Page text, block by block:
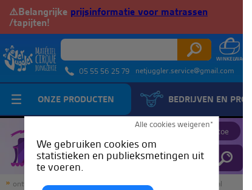
Alle cookies weigeren*
We gebruiken cookies om
statistieken en publieksmetingen uit
te voeren.
⚠️Belangrijke prijsinformatie voor matrassen
/tapijten!
05 55 56 25 79 netjuggler.service@gmail.com
ONZE PRODUCTEN BEDRIJVEN EN
JuggleTube Voeg een video toe
ontvangst JuggleTube Aerial Silk Tutorial - De zeemeeuwval